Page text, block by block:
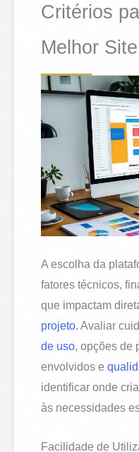
Critérios
Melhor
A escolha da
fatores técnicos,
que impactam
projeto. Avaliar
de uso, opções de
envolvidos e
identificar onde
às necessidades
Facilidade de